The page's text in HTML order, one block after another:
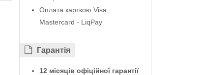
Оплата карткою Visa,
Mastercard - LiqPay
Гарантiя
12 місяців офіційної гарантії